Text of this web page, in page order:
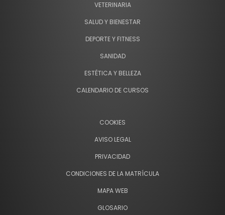
VETERINARIA
SALUD Y BIENESTAR
DEPORTE Y FITNESS
SANIDAD
ESTÉTICA Y BELLEZA
CALENDARIO DE CURSOS
COOKIES
AVISO LEGAL
PRIVACIDAD
CONDICIONES DE LA MATRÍCULA
MAPA WEB
GLOSARIO